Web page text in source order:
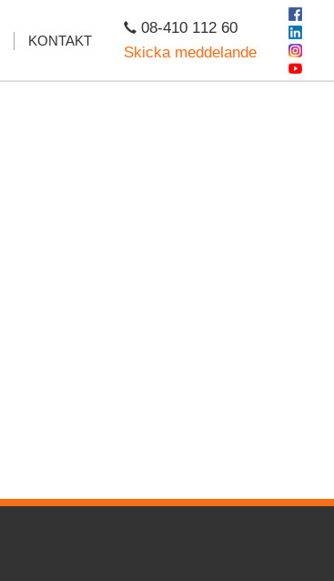
08-410 112 60
Skicka meddelande
KONTAKT